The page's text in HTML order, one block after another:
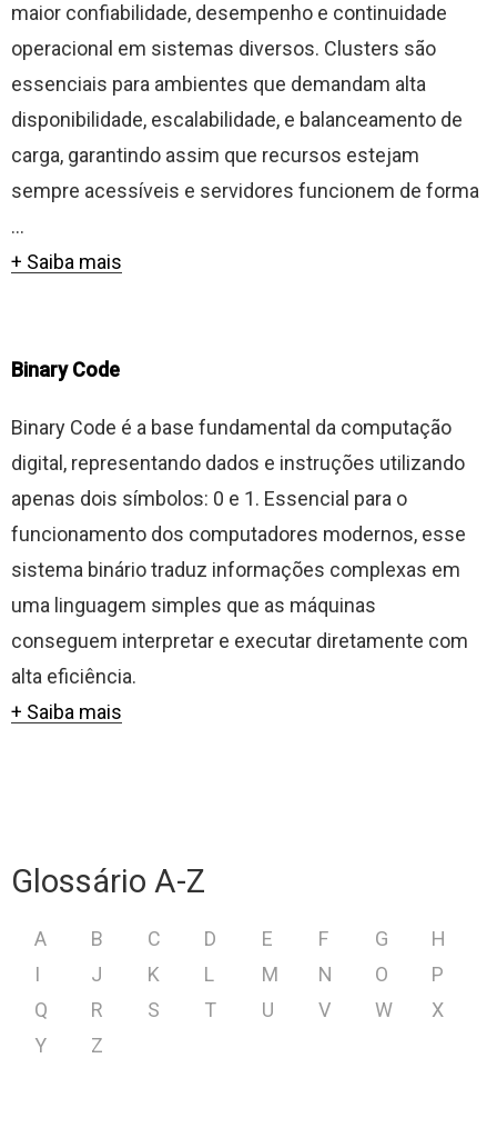
maior confiabilidade, desempenho e continuidade
operacional em sistemas diversos. Clusters são
essenciais para ambientes que demandam alta
disponibilidade, escalabilidade, e balanceamento de
carga, garantindo assim que recursos estejam
sempre acessíveis e servidores funcionem de forma
...
+ Saiba mais
Binary Code
Binary Code é a base fundamental da computação
digital, representando dados e instruções utilizando
apenas dois símbolos: 0 e 1. Essencial para o
funcionamento dos computadores modernos, esse
sistema binário traduz informações complexas em
uma linguagem simples que as máquinas
conseguem interpretar e executar diretamente com
alta eficiência.
+ Saiba mais
Glossário A-Z
A B C D E F G
H
I
J K L M N O
P
Q
R S T U V W
X
Y
Z